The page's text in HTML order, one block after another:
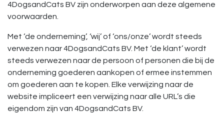
4DogsandCats BV zijn onderworpen aan deze algemene
voorwaarden.
Met ‘de onderneming’, ‘wij’ of ‘ons/onze’ wordt steeds
verwezen naar 4DogsandCats BV. Met ‘de klant’ wordt
steeds verwezen naar de persoon of personen die bij de
onderneming goederen aankopen of ermee instemmen
om goederen aan te kopen. Elke verwijzing naar de
website impliceert een verwijzing naar alle URL’s die
eigendom zijn van 4DogsandCats BV.